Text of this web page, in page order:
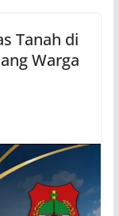
Tanah di
Warga